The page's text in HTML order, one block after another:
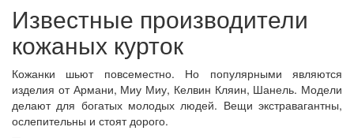
Известные производители
кожаных курток
Кожанки шьют повсеместно. Но популярными являются
изделия от Армани, Миу Миу, Келвин Кляин, Шанель. Модели
делают для богатых молодых людей. Вещи экстравагантны,
ослепительны и стоят дорого.